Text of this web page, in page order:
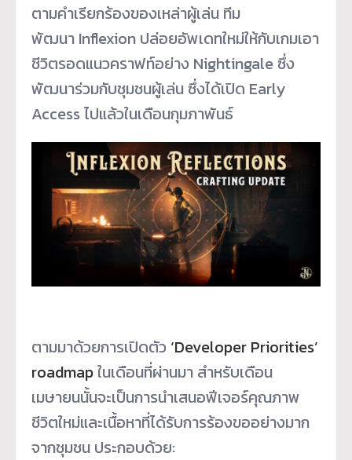
ตามคำเรียกร้องของเหล่าผู้เล่น ทีม
พัฒนา Inflexion ปล่อยอัพเดทใหม่ให้กับเกมเอา
ชีวิตรอดแนวคราฟท์อย่าง Nightingale ซึ่ง
พัฒนาร่วมกับชุมชนผู้เล่น ซึ่งได้เปิด Early
Access ไปแล้วในเดือนกุมภาพันธ์
ตามมาด้วยการเปิดตัว ‘Developer Priorities’
roadmapในเดือนที่ผ่านมา สำหรับเดือน
เมษายนนั้นจะเป็นการนำเสนอฟีเจอร์คุณภาพ
ชีวิตใหม่และเนื้อหาที่ได้รับการร้องขออย่างมาก
จากชุมชน ประกอบด้วย: